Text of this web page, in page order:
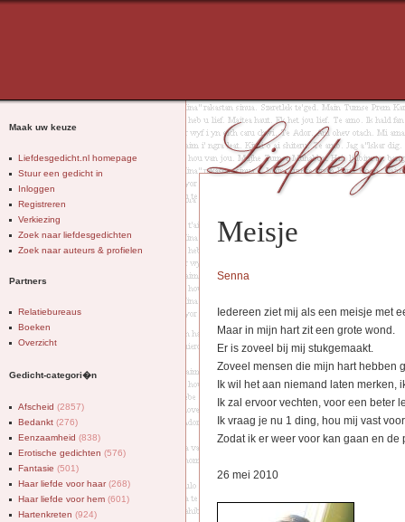
Meisje
Senna
Iedereen ziet mij als een meisje met
Maar in mijn hart zit een grote wond.
Er is zoveel bij mij stukgemaakt.
Zoveel mensen die mijn hart hebben
Ik wil het aan niemand laten merken,
Ik zal ervoor vechten, voor een beter
Ik vraag je nu 1 ding, hou mij vast
Zodat ik er weer voor kan gaan en
26 mei 2010
Maak uw keuze
Liefdesgedicht.nl homepage
Stuur een gedicht in
Inloggen
Registreren
Verkiezing
Zoek naar liefdesgedichten
Zoek naar auteurs & profielen
Partners
Relatiebureaus
Boeken
Overzicht
Gedicht-categori�n
Afscheid (2857)
Bedankt (276)
Eenzaamheid (838)
Erotische gedichten (576)
Fantasie (501)
Haar liefde voor haar(268)
Haar liefde voor hem (601)
Hartenkreten (924)